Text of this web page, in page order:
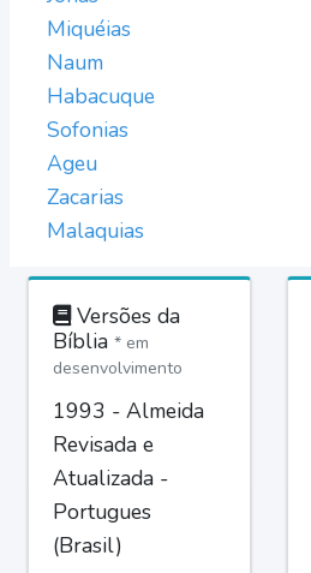
Miquéias
Naum
Habacuque
Sofonias
Ageu
Zacarias
Malaquias
Versões da
Bíblia * em
desenvolvimento
1993 - Almeida
Revisada e
Atualizada -
Portugues
(Brasil)